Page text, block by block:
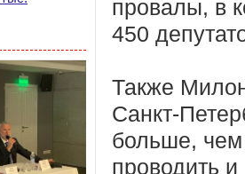
провалы, в
450
Также
Санкт-
больше,
проводить